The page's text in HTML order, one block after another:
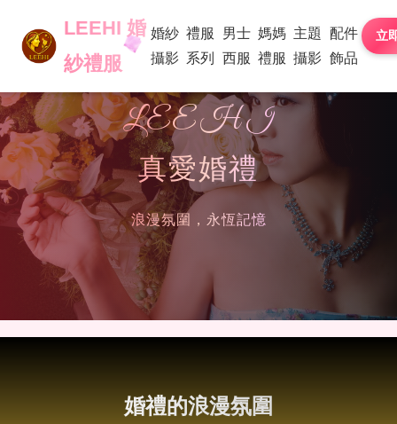
LEEHI 婚
紗禮服
婚紗
攝影
禮服
系列
男士
西服
媽媽
禮服
主題
攝影
配件
飾品
LEEHI
真愛婚禮
浪漫氛圍，永恆記憶
婚禮的浪漫氛圍
LEEHI 婚
紗禮服
婚紗
攝影
禮服
系列
男士
西服
媽媽
禮服
主題
攝影
配件
飾品
立